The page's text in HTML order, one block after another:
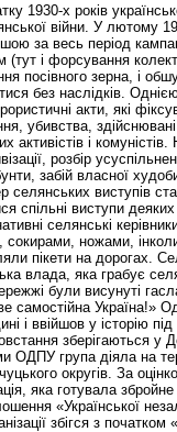
1930-х років
війни. У лютому
за весь період
(тут і форсування
посівного зерна, і
без наслідків.
акти, які
убивства,
активістів і
розбір
забій власної
селянських виступів
спільні виступи
селянські
сокирами, ножами,
пікети на дорогах.
влада, яка грабує
були висунуті
самостійна Україна!»
і ввійшов у історію
зберігаються у
ОДПУ група діяла на
округів. За
яка готувала
«Української
збігся з